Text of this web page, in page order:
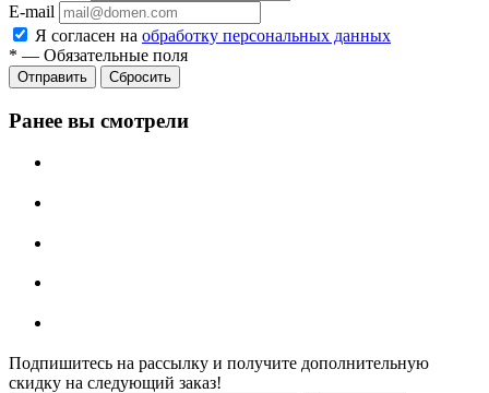
E-mail
Я согласен на обработку персональных данных
* — Обязательные поля
Отправить Сбросить
Ранее вы смотрели
Подпишитесь на рассылку и получите дополнительную
скидку на следующий заказ!